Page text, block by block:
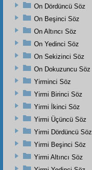
On Dördüncü Söz
On Beşinci Söz
On Altıncı Söz
On Yedinci Söz
On Sekizinci Söz
On Dokuzuncu Söz
Yirminci Söz
Yirmi Birinci Söz
Yirmi İkinci Söz
Yirmi Üçüncü Söz
Yirmi Dördüncü Söz
Yirmi Beşinci Söz
Yirmi Altıncı Söz